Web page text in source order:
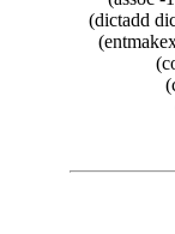
(dictadd
(entmakex
(cons 2
(cons 52
(cons 6
(cons 6